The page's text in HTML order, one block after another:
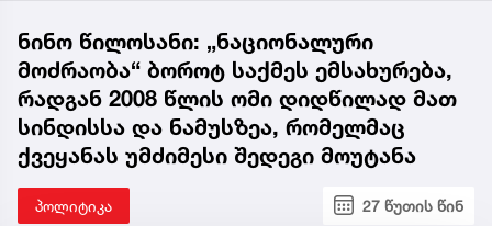
ნინო წილოსანი: „ნაციონალური
მოძრაობა“ ბოროტ საქმეს ემსახურება,
რადგან 2008 წლის ომი დიდწილად მათ
სინდისსა და ნამუსზეა, რომელმაც
ქვეყანას უმძიმესი შედეგი მოუტანა
პოლიტიკა 27 წუთის წინ